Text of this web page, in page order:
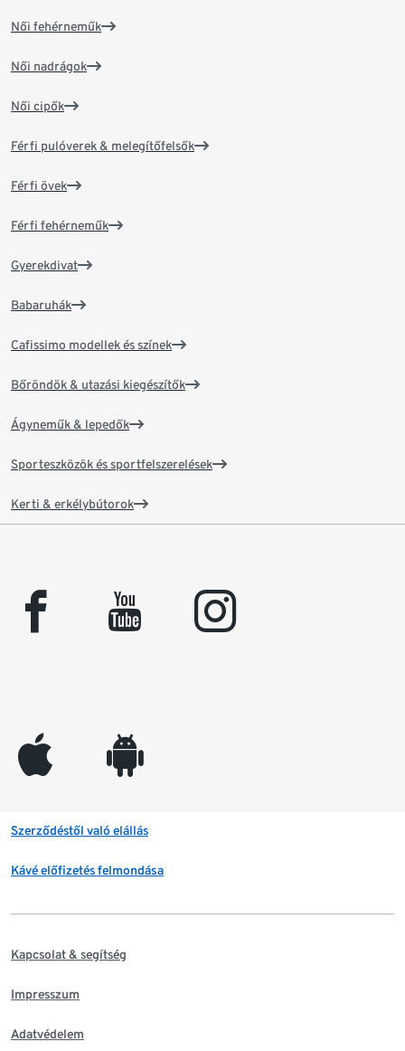
Női fehérneműk
Női nadrágok
Női cipők
Férfi pulóverek & melegítőfelsők
Férfi övek
Férfi fehérneműk
Gyerekdivat
Babaruhák
Cafissimo modellek és színek
Bőröndök & utazási kiegészítők
Ágyneműk & lepedők
Sporteszközök és sportfelszerelések
Kerti & erkélybútorok
facebook youtube instagram
appleinc android
Szerződéstől való elállás
Kávé előfizetés felmondása
Kapcsolat & segítség
Impresszum
Adatvédelem